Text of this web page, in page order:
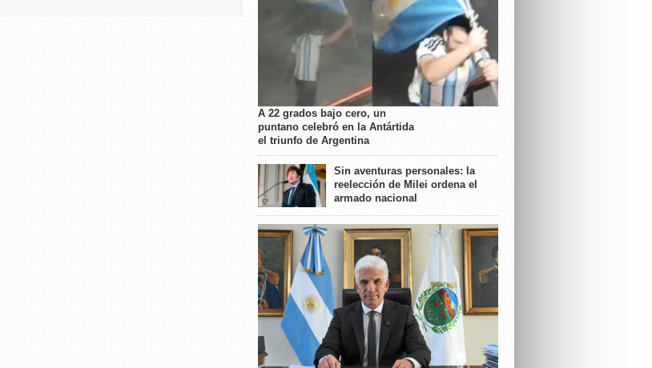
A 22 grados bajo cero, un
puntano celebró en la Antártida
el triunfo de Argentina
Sin aventuras personales: la
reelección de Milei ordena el
armado nacional